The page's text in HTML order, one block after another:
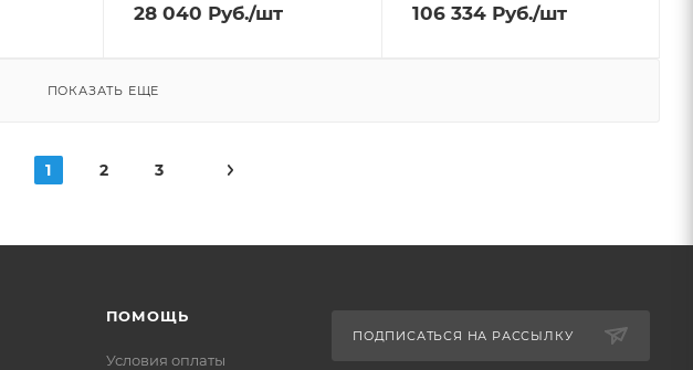
28 040 Руб./шт 106 334Руб./шт
ПОКАЗАТЬ ЕЩЕ
1 2 3
ПОМОЩЬ
Условия оплаты
ПОДПИСАТЬСЯ НА РАССЫЛКУ